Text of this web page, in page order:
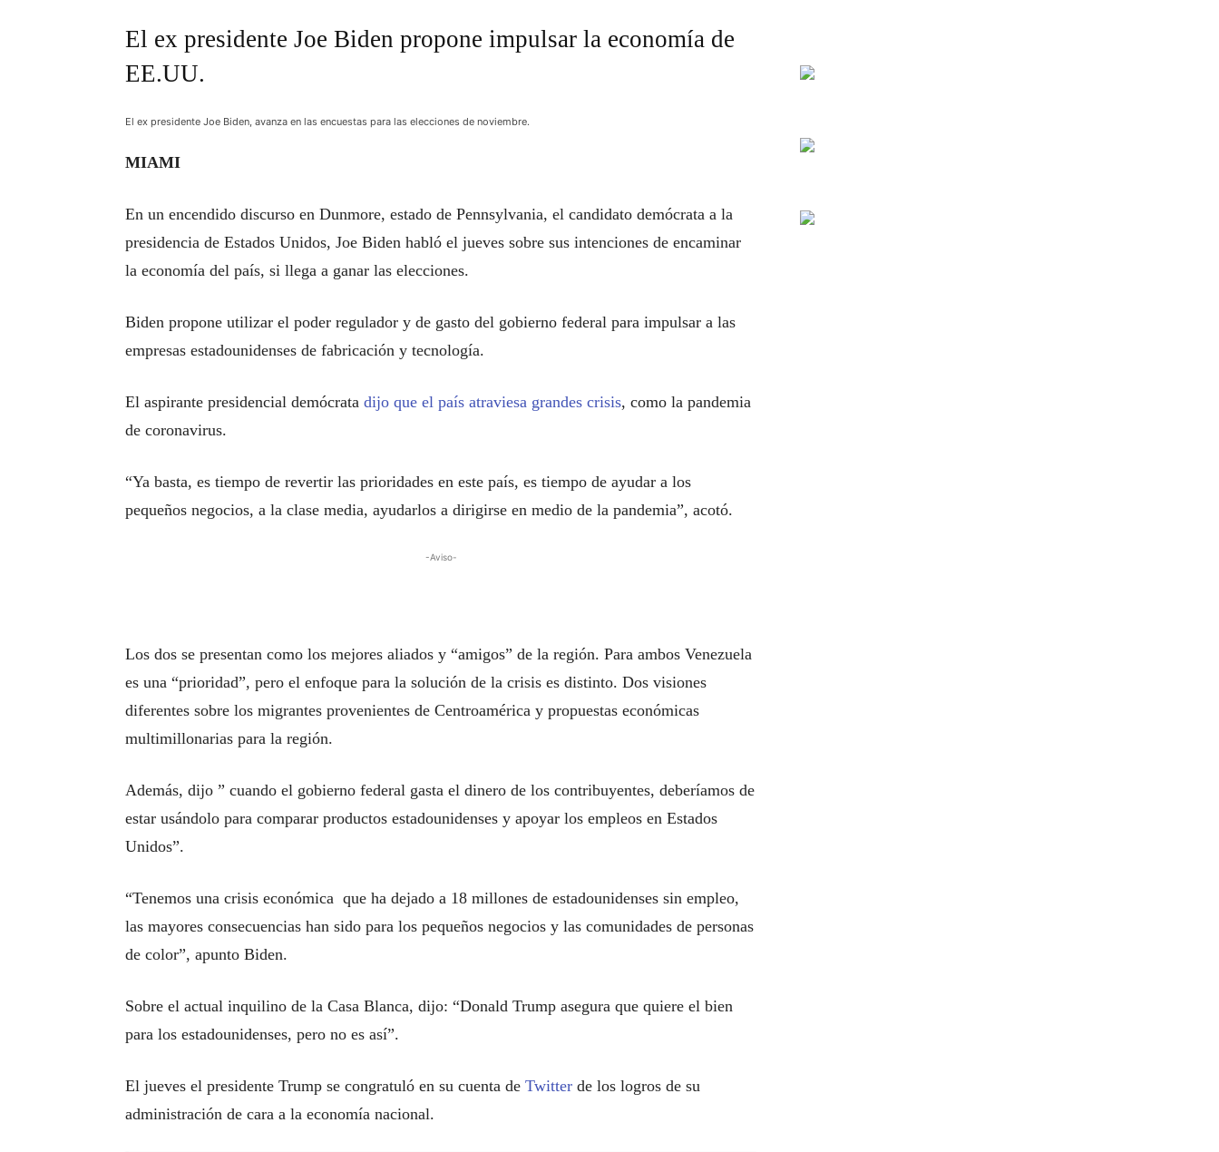
El ex presidente Joe Biden propone impulsar la economía de
EE.UU.
El ex presidente Joe Biden, avanza en las encuestas para las elecciones de noviembre.
MIAMI
En un encendido discurso en Dunmore, estado de Pennsylvania, el candidato demócrata a la
presidencia de Estados Unidos, Joe Biden habló el jueves sobre sus intenciones de encaminar
la economía del país, si llega a ganar las elecciones.
Biden propone utilizar el poder regulador y de gasto del gobierno federal para impulsar a las
empresas estadounidenses de fabricación y tecnología.
El aspirante presidencial demócrata dijo que el país atraviesa grandes crisis, como la pandemia
de coronavirus.
“Ya basta, es tiempo de revertir las prioridades en este país, es tiempo de ayudar a los
pequeños negocios, a la clase media, ayudarlos a dirigirse en medio de la pandemia”, acotó.
-Aviso-
Los dos se presentan como los mejores aliados y “amigos” de la región. Para ambos Venezuela
es una “prioridad”, pero el enfoque para la solución de la crisis es distinto. Dos visiones
diferentes sobre los migrantes provenientes de Centroamérica y propuestas económicas
multimillonarias para la región.
Además, dijo ” cuando el gobierno federal gasta el dinero de los contribuyentes, deberíamos de
estar usándolo para comparar productos estadounidenses y apoyar los empleos en Estados
Unidos”.
“Tenemos una crisis económica que ha dejado a 18 millones de estadounidenses sin empleo,
las mayores consecuencias han sido para los pequeños negocios y las comunidades de personas
de color”, apunto Biden.
Sobre el actual inquilino de la Casa Blanca, dijo: “Donald Trump asegura que quiere el bien
para los estadounidenses, pero no es así”.
El jueves el presidente Trump se congratuló en su cuenta de Twitter de los logros de su
administración de cara a la economía nacional.